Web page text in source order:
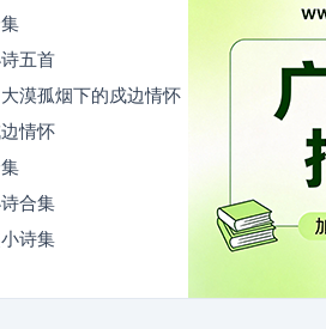
五首
漠孤烟下的戍边情怀
情怀
合集
诗集